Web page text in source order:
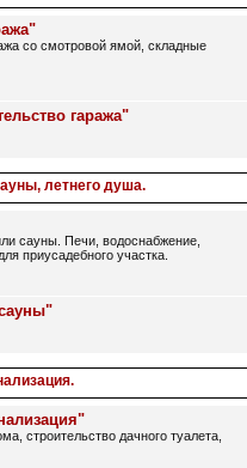
со смотровой ямой, складные
гаража"
летнего душа.
сауны. Печи, водоснабжение,
приусадебного участка.
строительство дачного туалета,